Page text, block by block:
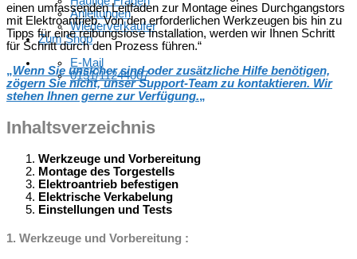
Anleitungen
Wiederverkäufer
Zum Shop
E-Mail
0151/11244007
einen umfassenden Leitfaden zur Montage eines Durchgangstors
mit Elektroantrieb. Von den erforderlichen Werkzeugen bis hin zu
Tipps für eine reibungslose Installation, werden wir Ihnen Schritt
für Schritt durch den Prozess führen.“
„Wenn Sie unsicher sind oder zusätzliche Hilfe benötigen,
zögern Sie nicht, unser Support-Team zu kontaktieren. Wir
stehen Ihnen gerne zur Verfügung.„
Inhaltsverzeichnis
Werkzeuge und Vorbereitung
Montage des Torgestells
Elektroantrieb befestigen
Elektrische Verkabelung
Einstellungen und Tests
1. Werkzeuge und Vorbereitung :